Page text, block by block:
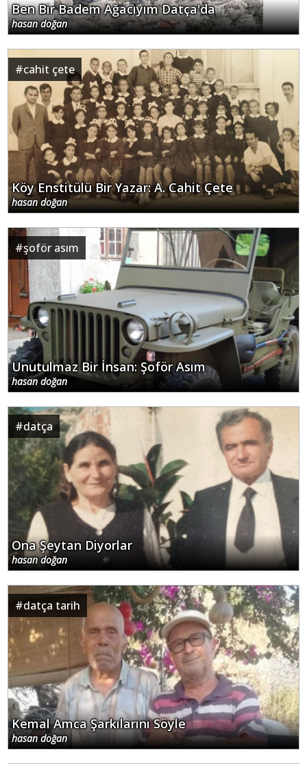
Ben Bir Badem Ağacıyım Datça'da
hasan doğan
#cahit çete
Köy Enstitülü Bir Yazar: A. Cahit Çete
hasan doğan
#şoför asım
Unutulmaz Bir İnsan: Şoför Asım
hasan doğan
#datça
Ona Şeytan Diyorlar
hasan doğan
#datça tarih
Kemal Amca Şarkılarını Söyle
hasan doğan